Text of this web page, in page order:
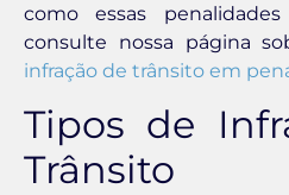
como essas
consulte nossa página
infração de trânsito em
Tipos de
Trânsito